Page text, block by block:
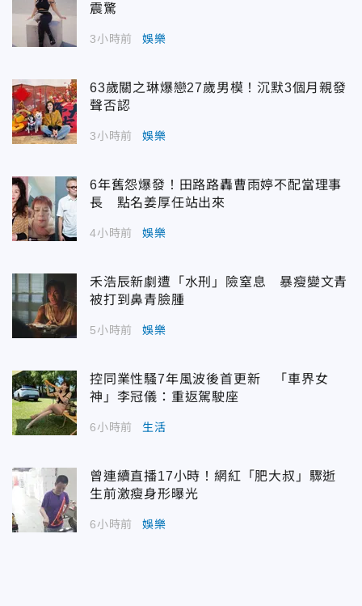
震驚
3小時前 娛樂
63歲關之琳爆戀27歲男模！沉默3個月親發
聲否認
3小時前 娛樂
6年舊怨爆發！田路路轟曹雨婷不配當理事
長 點名姜厚任站出來
4小時前 娛樂
禾浩辰新劇遭「水刑」險窒息 暴瘦變文青
被打到鼻青臉腫
5小時前 娛樂
控同業性騷7年風波後首更新 「車界女
神」李冠儀：重返駕駛座
6小時前 生活
曾連續直播17小時！網紅「肥大叔」驟逝
生前激瘦身形曝光
6小時前 娛樂